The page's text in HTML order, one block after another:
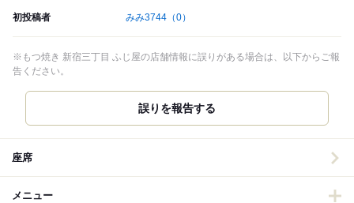
初投稿者 みみ3744 （0）
※もつ焼き 新宿三丁目 ふじ屋の店舗情報に誤りがある場合は、以下からご報
告ください。
誤りを報告する
座席
メニュー